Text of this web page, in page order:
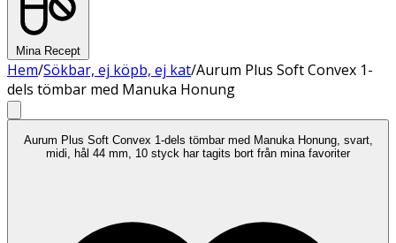
Mina Recept
Hem/Sökbar, ej köpb, ej kat/Aurum Plus Soft Convex 1-
dels tömbar med Manuka Honung
Aurum Plus Soft Convex 1-dels tömbar med Manuka Honung, svart,
midi, hål 44 mm, 10 styck har tagits bort från mina favoriter